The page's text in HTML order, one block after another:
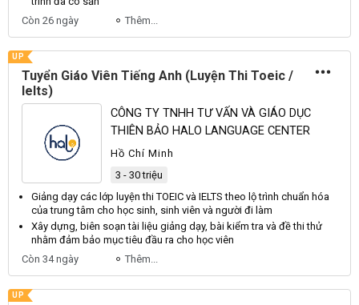
Còn 26 ngày
Thêm...
UP
Tuyển Giáo Viên Tiếng Anh (Luyện Thi Toeic /
Ielts)
CÔNG TY TNHH TƯ VẤN VÀ GIÁO DỤC
THIÊN BẢO HALO LANGUAGE CENTER
Hồ Chí Minh
3 - 30 triệu
Giảng dạy các lớp luyện thi TOEIC và IELTS theo lộ trình chuẩn hóa
của trung tâm cho học sinh, sinh viên và người đi làm
Xây dựng, biên soạn tài liệu giảng dạy, bài kiểm tra và đề thi thử
nhằm đảm bảo mục tiêu đầu ra cho học viên
Còn 34 ngày
Thêm...
UP